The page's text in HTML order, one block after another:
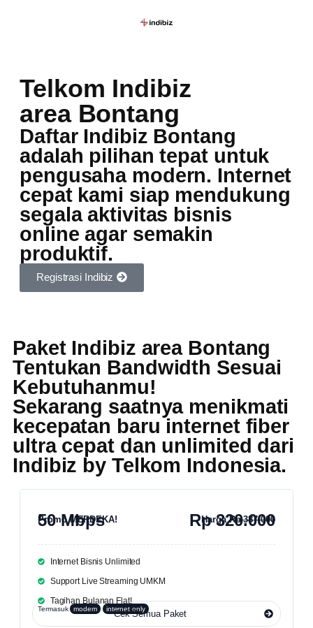
Telkom Indibiz
area Bontang
Daftar Indibiz Bontang
adalah pilihan tepat untuk
pengusaha modern. Internet
cepat kami siap mendukung
segala aktivitas bisnis
online agar semakin
produktif.
Registrasi Indibiz
Paket Indibiz area Bontang
Tentukan Bandwidth Sesuai
Kebutuhanmu!
Sekarang saatnya menikmati
kecepatan baru internet fiber
ultra cepat dan unlimited dari
Indibiz by Telkom Indonesia.
Promo MERDEKA!
50 Mbps HargaRp 387.000
Rp 320.000
Internet Bisnis Unlimited
Support Live Streaming UMKM
Tagihan Bulanan Flat!
Termasuk modem internet only
Cek Semua Paket